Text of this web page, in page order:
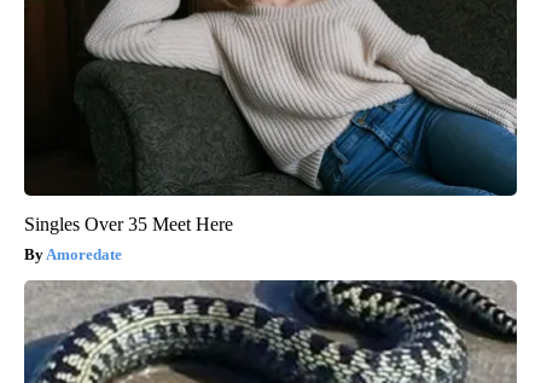
Singles Over 35 Meet Here
Amoredate